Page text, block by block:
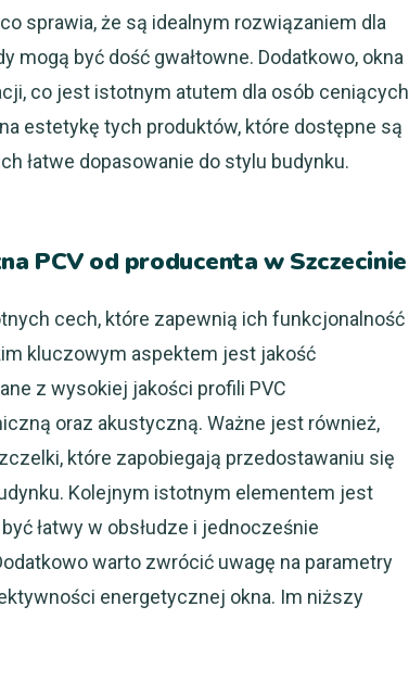
sprawia, że są idealnym rozwiązaniem dla
być dość gwałtowne. Dodatkowo, okna
co jest istotnym atutem dla osób ceniących
estetykę tych produktów, które dostępne są
łatwe dopasowanie do stylu budynku.
PCV od producenta w Szczecinie
cech, które zapewnią ich funkcjonalność
kluczowym aspektem jest jakość
z wysokiej jakości profili PVC
oraz akustyczną. Ważne jest również,
które zapobiegają przedostawaniu się
Kolejnym istotnym elementem jest
łatwy w obsłudze i jednocześnie
warto zwrócić uwagę na parametry
energetycznej okna. Im niższy